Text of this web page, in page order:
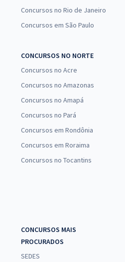
Concursos no Rio de Janeiro
Concursos em São Paulo
CONCURSOS NO NORTE
Concursos no Acre
Concursos no Amazonas
Concursos no Amapá
Concursos no Pará
Concursos em Rondônia
Concursos em Roraima
Concursos no Tocantins
CONCURSOS MAIS
PROCURADOS
SEDES